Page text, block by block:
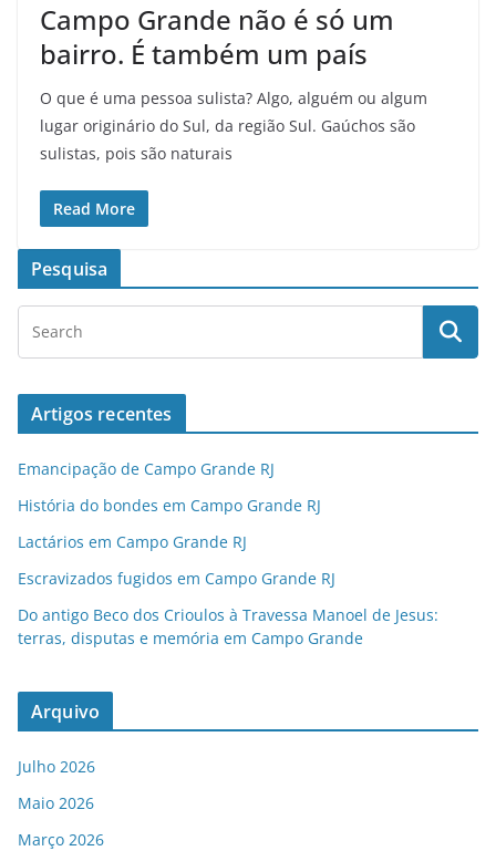
Campo Grande não é só um
bairro. É também um país
O que é uma pessoa sulista? Algo, alguém ou algum
lugar originário do Sul, da região Sul. Gaúchos são
sulistas, pois são naturais
Read More
Pesquisa
Artigos recentes
Emancipação de Campo Grande RJ
História do bondes em Campo Grande RJ
Lactários em Campo Grande RJ
Escravizados fugidos em Campo Grande RJ
Do antigo Beco dos Crioulos à Travessa Manoel de Jesus:
terras, disputas e memória em Campo Grande
Arquivo
Julho 2026
Maio 2026
Março 2026